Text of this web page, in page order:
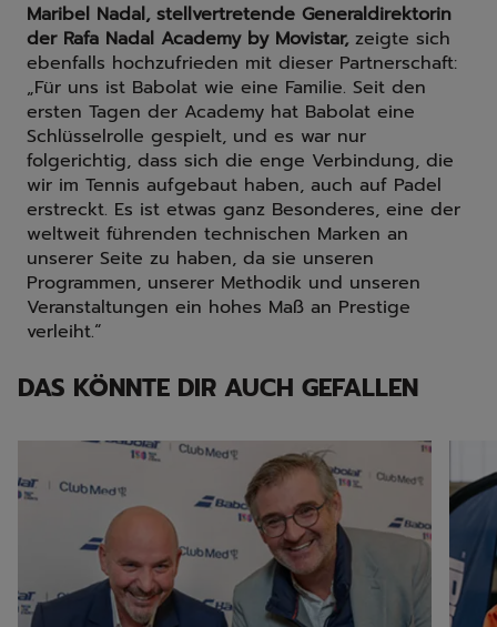
Maribel Nadal, stellvertretende Generaldirektorin
der Rafa Nadal Academy by Movistar,zeigte sich
ebenfalls hochzufrieden mit dieser Partnerschaft:
„Für uns ist Babolat wie eine Familie. Seit den
ersten Tagen der Academy hat Babolat eine
Schlüsselrolle gespielt, und es war nur
folgerichtig, dass sich die enge Verbindung, die
wir im Tennis aufgebaut haben, auch auf Padel
erstreckt. Es ist etwas ganz Besonderes, eine der
weltweit führenden technischen Marken an
unserer Seite zu haben, da sie unseren
Programmen, unserer Methodik und unseren
Veranstaltungen ein hohes Maß an Prestige
verleiht.“
DAS KÖNNTE DIR AUCH GEFALLEN